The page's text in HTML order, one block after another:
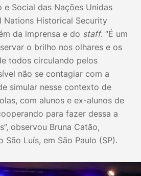
e Social das Nações Unidas
Nations Historical Security
da imprensa e do staff. “É um
o brilho nos olhares e os
todos circulando pelos
não se contagiar com a
simular nesse contexto de
com alunos e ex-alunos de
para fazer dessa a
observou Bruna Catão,
Luís, em São Paulo (SP).